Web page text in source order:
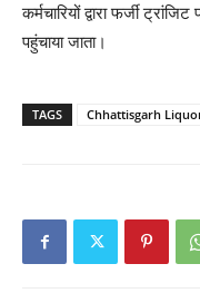
कर्मचारियों द्वारा फर्जी
पहुंचाया जाता।
TAGS Chhattisgarh